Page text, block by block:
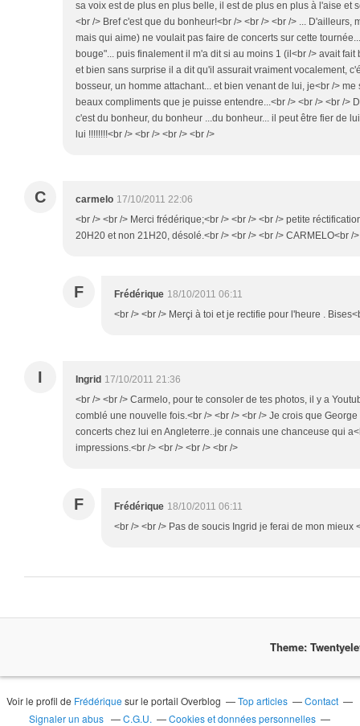
sa voix est de plus en plus belle, il est de plus en plus à l'aise et
<br /> Bref c'est que du bonheur!<br /> <br /> <br /> ... D'ailleurs,
mais qui aime) ne voulait pas faire de concerts sur cette
bouge"... puis finalement il m'a dit si au moins 1 (il<br /> avait fait
et bien sans surprise il a dit qu'il assurait vraiment vocalement,
bosseur, un homme attachant... et bien venant de lui, je<br />
beaux compliments que je puisse entendre...<br /> <br /> <br />
c'est du bonheur, du bonheur ...du bonheur... il peut être fier de
lui !!!!!!!!<br /> <br /> <br /> <br />
C carmelo 17/10/2011 22:06
<br /> <br /> Merci frédérique;<br /> <br /> <br /> petite
20H20 et non 21H20, désolé.<br /> <br /> <br /> CARMELO<br /
F Frédérique 18/10/2011 06:11
<br /> <br /> Merçi à toi et je rectifie pour l'heure .
I Ingrid 17/10/2011 21:36
<br /> <br /> Carmelo, pour te consoler de tes photos, il y a
comblé une nouvelle fois.<br /> <br /> <br /> Je crois que
concerts chez lui en Angleterre..je connais une chanceuse qui
impressions.<br /> <br /> <br /> <br />
F Frédérique 18/10/2011 06:11
<br /> <br /> Pas de soucis Ingrid je ferai de mon mieux
Theme:
Voir le profil de Frédérique sur le portail Overblog Top articles
Contact
Signaler un abus
C.G.U.
Cookies et données personnelles